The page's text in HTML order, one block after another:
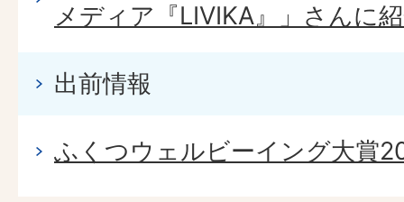
メディア『LIVIKA』」さんに
出前情報
ふくつウェルビーイング大賞